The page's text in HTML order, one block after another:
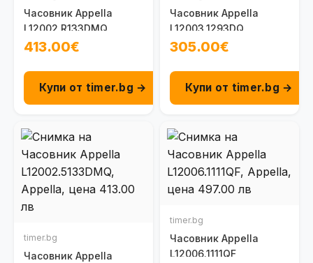
Часовник Appella
L12002.R133DMQ
413.00€
Купи от timer.bg →
Часовник Appella
L12003.1293DQ
305.00€
Купи от timer.bg →
timer.bg
Часовник Appella
timer.bg
Часовник Appella
L12006.1111QF